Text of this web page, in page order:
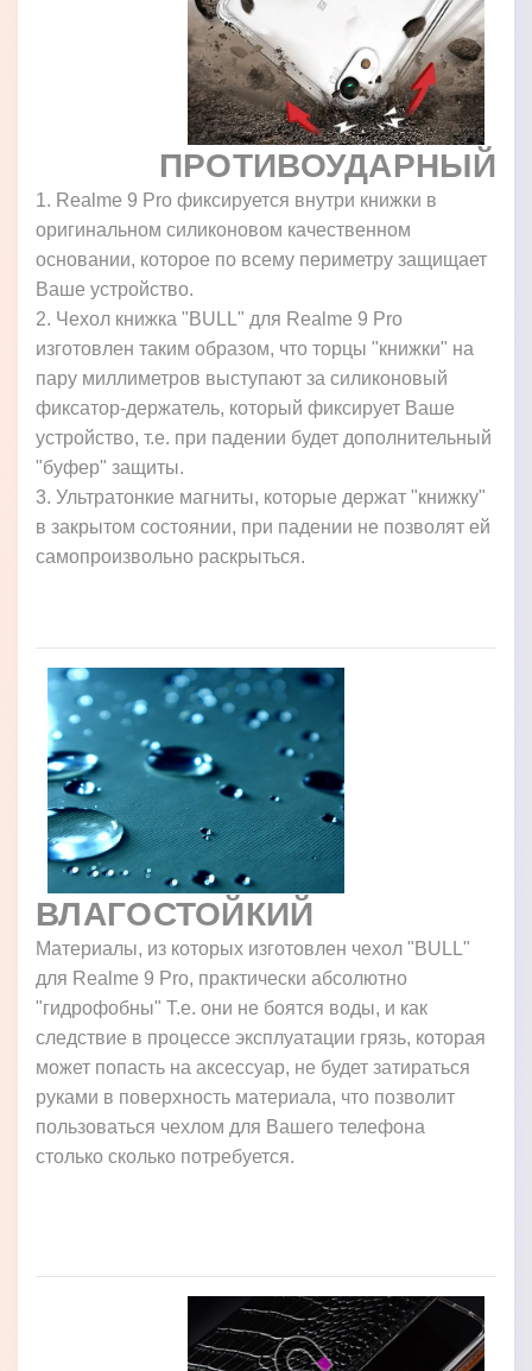
ПРОТИВОУДАРНЫЙ
1. Realme 9 Pro фиксируется внутри книжки в
оригинальном силиконовом качественном
основании, которое по всему периметру защищает
Ваше устройство.
2. Чехол книжка "BULL" для Realme 9 Pro
изготовлен таким образом, что торцы "книжки" на
пару миллиметров выступают за силиконовый
фиксатор-держатель, который фиксирует Ваше
устройство, т.е. при падении будет дополнительный
"буфер" защиты.
3. Ультратонкие магниты, которые держат "книжку"
в закрытом состоянии, при падении не позволят ей
самопроизвольно раскрыться.
ВЛАГОСТОЙКИЙ
Материалы, из которых изготовлен чехол "BULL"
для Realme 9 Pro, практически абсолютно
"гидрофобны" Т.е. они не боятся воды, и как
следствие в процессе эксплуатации грязь, которая
может попасть на аксессуар, не будет затираться
руками в поверхность материала, что позволит
пользоваться чехлом для Вашего телефона
столько сколько потребуется.